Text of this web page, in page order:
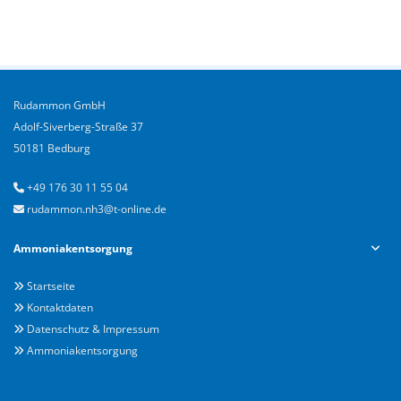
Rudammon GmbH
Adolf-Siverberg-Straße 37
50181 Bedburg
 +49 176 30 11 55 04
 rudammon.nh3@t-online.de
Ammoniakentsorgung
 Startseite
 Kontaktdaten
 Datenschutz & Impressum
 Ammoniakentsorgung